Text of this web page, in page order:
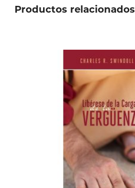
Productos relacionados